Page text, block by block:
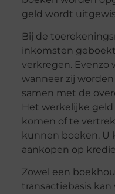
geld wordt
Bij de
inkomsten
verkregen.
wanneer zij
samen met de
Het werkelijke
komen of te
kunnen boeken. U
aankopen op
Zowel een
transactiebasis